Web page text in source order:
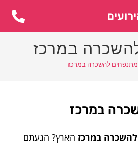
במרכז
מתנפחים להשכרה במרכז
במרכז
במרכז הארץ? הגעתם